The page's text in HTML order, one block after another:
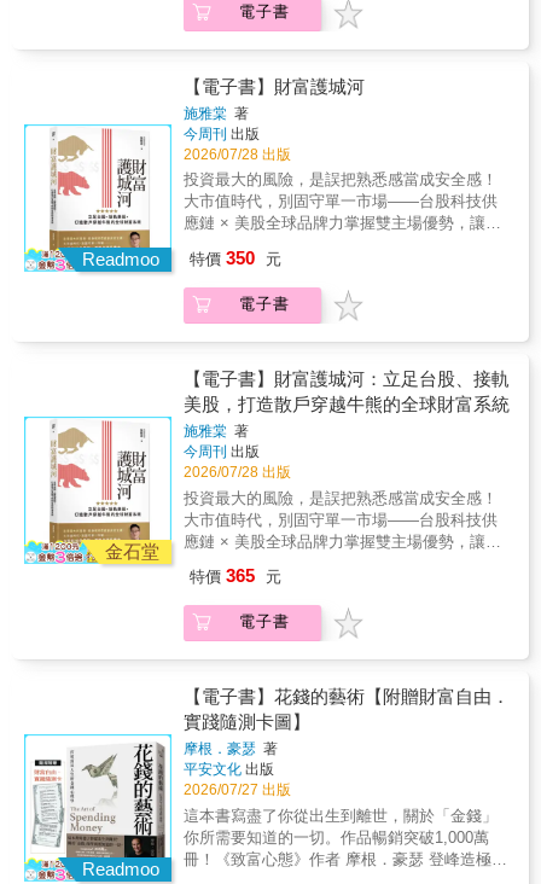
之後，就會開始想要過著奢侈的生活。這些人
金花光、賠光，又得從最艱難的資金狀況開始
做起。 在真正能夠財富自由之前，任何一筆多
餘的消費，都要存下來做交易。巨人傑本人即
使在達到八位數資產時，仍然將每日伙食費減
到最低，藉以籌出更多錢來練習。正是因為這
樣高度自律的作風，才造就了這位股市高手的
成功！ 【國內名人推薦】 專職操盤手 小梁
神在做的事，但你我皆凡人 ★「投資自己」才
是穩賺不賠 ★投資自己，才是穩賺不賠 ★良好
不是中樂透，不可能買一次股票就人生大翻身
心自己不跟上就會落後，卻完全不知道該從哪
裡開始……」 本書作者安藤真由美，曾任
職於國際知名的金融機構，擁有超過二十年的
設計的理財書，她想告訴讀者的是： ● 如
果買下一個名牌包能讓妳接下來的日子，每天
都容光煥發地去上班，從中獲得更多的回報，
那就不是浪費，而是一筆好投資！ ● 判斷
一筆消費是否值得，不能只看價格高低，而是
要思考它能否為妳帶來幸福、節省時間、提升
能力，或創造更多收入！ ● 妳才是人生的
理財也是如此。 妳不需要為了增加存款而
犧牲所有生活樂趣，也不必因為別人都在投
資，就急著把錢投入自己不了解的商品。
合自己的理財方式。 「理財，也可以舒舒
服服、可可愛愛！」 本書將帶妳從「整理
錢包」開始，重新檢視花錢、存錢與工作的選
擇，理解投資報酬、風險與複利的基本原則，
從中建立一套能夠長期執行，並且能真正改善
生活的理財系統。┏･━･━･━･━･━･━･━･
━･━･━･━･━･━･━･┓ 重點是…… 妳不
一定非得投資不可。 在「存錢」、「工作」
與「投資」之中， 選擇自己最擅長的一件事
就好。 妳寶貴的時間與精力，應該要留給自
━･━･━･━･━･┛ 本書強調，每個人的收
入、能力、個性與生活條件都不同，適合的財
富累積方式自然也不一樣。 真正的理財，
逐高股息ETF，而是養成不會過時的金錢判斷
力： ✔ 從零開始，重建妳和金錢的關
係 理解金錢 → 整理焦慮 → 確認人生目
標 ✔ 不再辛苦存錢、盲目投資 重新思
考「錢是為了讓人生變好」這件事 ✔ 存
錢、工作與投資 只要選擇自己最擅長的一
件事就好 讀完這本書，妳將學會： ●
算出自己的「理想人生」究竟需要多少錢，不
不斷擴大金錢焦慮的系統。我們習慣將生活中
來愈貧窮呢？這樣的焦慮，讓我們感到窒息。
我希望透過這本書，帶你擺脫這種令人窒息的
「金錢焦慮」。這既不是「如何增加財富」的
投資話題，也不是「調整心態，焦慮就會消
失」的心靈雞湯。我要談的，是如何在新時代
存活下來的具體策略。◢── 田內學你的金錢焦
慮，九成都是過慮！沒錢就沒辦法生活。這不
是幻想，而是不折不扣的現實。「只要有錢，
我的焦慮就會消失」，這，才是我們陷入的幻
只能獨自承受。物價無止境地上漲，養老金真
的足夠嗎？如果不做些什麼就會心慌，彷彿只
有自己留在原地……然而，我們的「金錢焦
慮」，其實是被創造出來的。我們將「對老後
的不安」、「對孤獨的不安」都歸結於金錢，
以為有錢就能解決一切，導致其他解決方案愈
來愈不容易被看見。本書將一層層揭開這股焦
慮是如何被製造出來的，帶你重新思考關於金
錢、勞動、人生與社會，了解帶來富足的不是
金錢，而是生活滿足感。除了追求「金融資
本」，更要累積「個人資本」與「社會資
本」，建立不受外在世界操控的內在軸心。獻
行動，建立不受外在世界侵蝕的內在軸心！行
動① 整理 ．如何擺脫不斷製造焦慮的
氛圍？ ．模仿成功者為什麼行不通？行
什麼？行動③ 正視 ．為什麼我們會認
為「賺錢的人比較了不起」？ ．我們要
被金錢支配到什麼時候？行動④ 合
作 ．該怎麼做才能減少工作
量？ ．「大人」的常識，未來依舊適用
嗎？各界感動推薦！「愛、夥伴與金錢，究竟
哪一樣最重要？從這個問題出發，你將看見通
往未來的希望。」──作家 橘玲「了解金錢運作
的機制，就是增加人生選擇的可能性。」──AI
電子書
Readmoo
【電子書】財富護城河
施雅棠 著
今周刊 出版
2026/07/28 出版
投資最大的風險，是誤把熟悉感當成安全感！
大市值時代，別固守單一市場——台股科技供
應鏈 × 美股全球品牌力掌握雙主場優勢，讓世
地基 X 世界巨頭長期投 X 主流趨勢搶成長防
禦、累積、衝刺，資產配置精準定位！ 隨著大
盤節節高漲，你心裡的恐懼是不是也跟著悄然
悉感」當成「安全感」！大家都知道雞蛋不能
放在同一個籃子裡，但是當你的定存、房產與
股票全都押在台灣，其實正是將全部身家曝險
於單一市場和貨幣上。面對高檔行情，居安思
危不是提早離場，而是為資金加裝「防震
墊」，掌握在修正波動中也能守住獲利的「雙
主場優勢」──以台股站穩生活主場，用美股接
軌全球成長。本書作者為「美股夢想家」社群
創辦人施雅棠，30歲即透過美股及美債的精準
配置，創造超越薪資所得的穩定現金流，提早
事必建SOP」的思維帶入投資，結合十多年的
台／美股實戰經驗，引導上萬名學員建立一套
穿越牛熊市場週期，都能穩健獲利的全球資產
得來、用得到」的全球財富本書依據「觀念、
工具、資金、配置、防震、傳承」六大模組，
循序漸進帶領讀者建構一套資金回得來、用得
到的全球資產系統，三大核心亮點包括：★金
字塔配置法：以大盤型ETF穩住地基、世界級
企業驅動長期成長、趨勢部位參與高 成長，讓
你的跨國資產自動長大，終結「憑感覺看盤」
的情緒內耗。★資金快樂循環：從複委託、海
特價 350 元
電子書
金石堂
【電子書】財富護城河：立足台股、接軌
美股，打造散戶穿越牛熊的全球財富系統
施雅棠 著
今周刊 出版
2026/07/28 出版
投資最大的風險，是誤把熟悉感當成安全感！
大市值時代，別固守單一市場——台股科技供
應鏈 × 美股全球品牌力掌握雙主場優勢，讓世
地基 X 世界巨頭長期投 X 主流趨勢搶成長防
禦、累積、衝刺，資產配置精準定位！ 隨著大
盤節節高漲，你心裡的恐懼是不是也跟著悄然
悉感」當成「安全感」！大家都知道雞蛋不能
放在同一個籃子裡，但是當你的定存、房產與
股票全都押在台灣，其實正是將全部身家曝險
於單一市場和貨幣上。面對高檔行情，居安思
危不是提早離場，而是為資金加裝「防震
墊」，掌握在修正波動中也能守住獲利的「雙
主場優勢」──以台股站穩生活主場，用美股接
軌全球成長。本書作者為「美股夢想家」社群
創辦人施雅棠，30歲即透過美股及美債的精準
特價 365 元
電子書
Readmoo
【電子書】花錢的藝術【附贈財富自由．
實踐隨測卡圖】
摩根．豪瑟 著
平安文化 出版
2026/07/27 出版
這本書寫盡了你從出生到離世，關於「金錢」
你所需要知道的一切。作品暢銷突破1,000萬
冊！《致富心態》作者 摩根．豪瑟 登峰造極之